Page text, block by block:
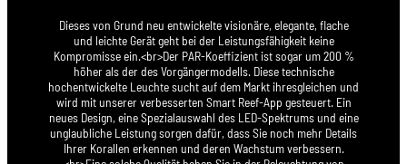
Dieses von Grund neu entwickelte visionäre, elegante, flache
und leichte Gerät geht bei der Leistungsfähigkeit keine
Kompromisse ein.<br>Der PAR-Koeffizient ist sogar um 200 %
höher als der des Vorgängermodells. Diese technische
hochentwickelte Leuchte sucht auf dem Markt ihresgleichen und
wird mit unserer verbesserten Smart Reef-App gesteuert. Ein
neues Design, eine Spezialauswahl des LED-Spektrums und eine
unglaubliche Leistung sorgen dafür, dass Sie noch mehr Details
Ihrer Korallen erkennen und deren Wachstum verbessern.